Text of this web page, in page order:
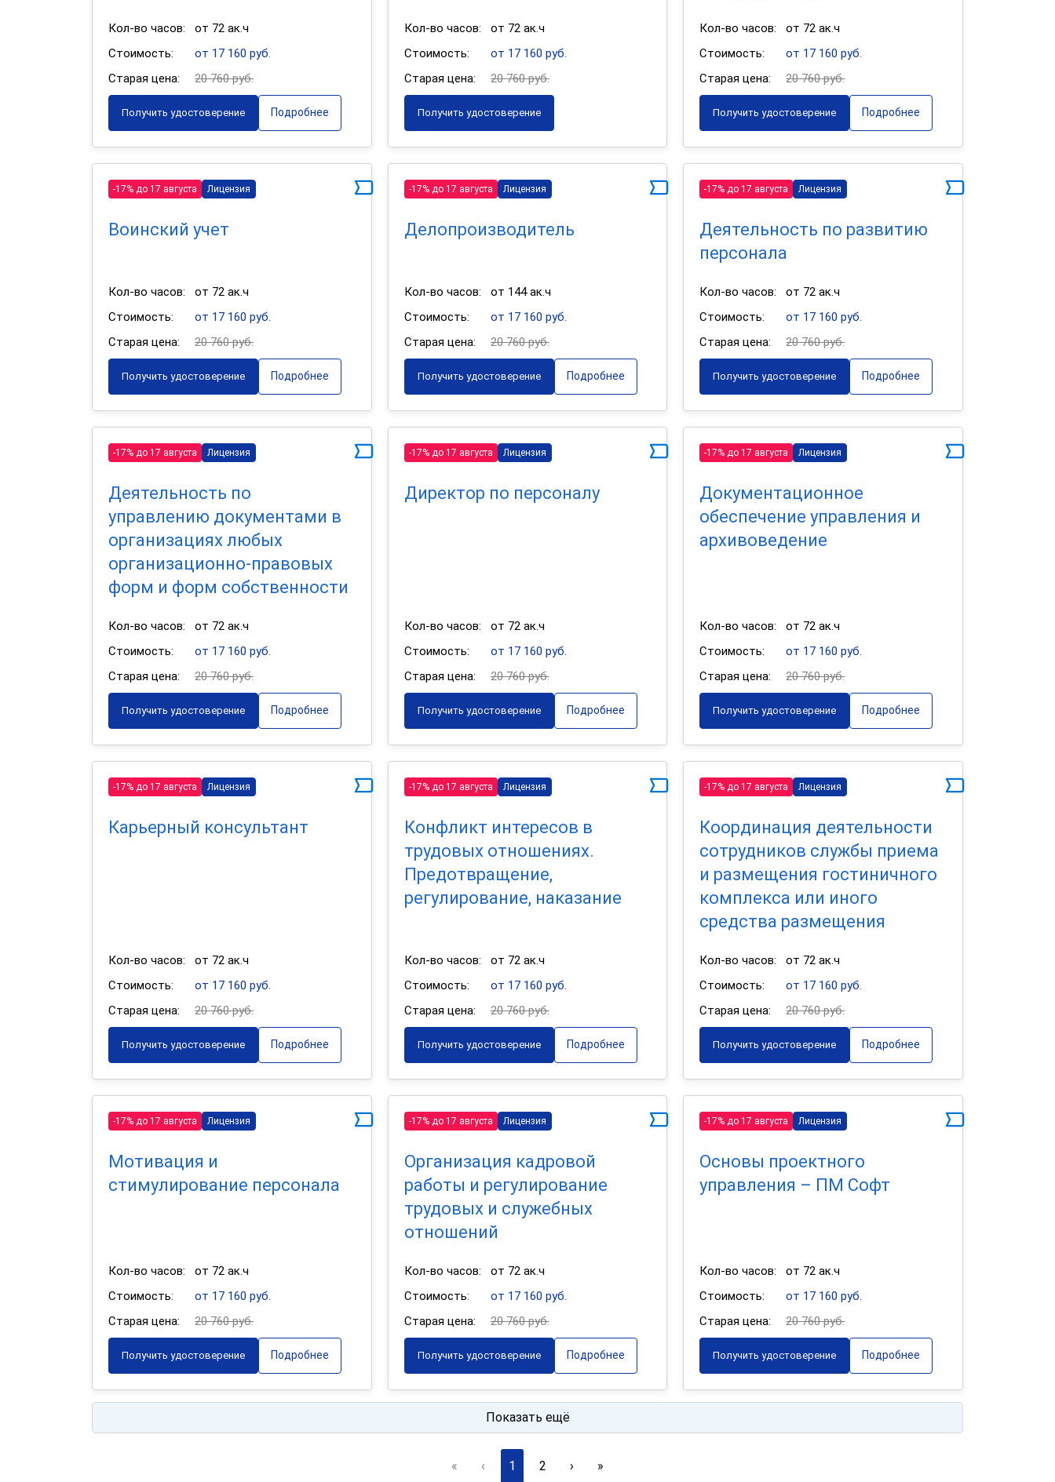
Кол-во часов:
от 72 ак.ч
Стоимость:
от 17 160 руб.
Старая цена:
20 760 руб.
Получить удостоверение Подробнее
Кол-во часов:
от 72 ак.ч
Стоимость:
от 17 160 руб.
Старая цена:
20 760 руб.
Получить удостоверение
Кол-во часов:
от 72 ак.ч
Стоимость:
от 17 160 руб.
Старая цена:
20 760 руб.
Получить удостоверение Подробнее
-17% до 17 августа Лицензия
Воинский учет
Кол-во часов:
от 72 ак.ч
Стоимость:
от 17 160 руб.
Старая цена:
20 760 руб.
Получить удостоверение Подробнее
-17% до 17 августа Лицензия
Делопроизводитель
Кол-во часов:
от 144 ак.ч
Стоимость:
от 17 160 руб.
Старая цена:
20 760 руб.
Получить удостоверение Подробнее
-17% до 17 августа Лицензия
Деятельность по развитию
персонала
Кол-во часов:
от 72 ак.ч
Стоимость:
от 17 160 руб.
Старая цена:
20 760 руб.
Получить удостоверение Подробнее
-17% до 17 августа Лицензия
Деятельность по
управлению документами в
организациях любых
организационно-правовых
форм и форм собственности
Кол-во часов:
от 72 ак.ч
Стоимость:
от 17 160 руб.
Старая цена:
20 760 руб.
Получить удостоверение Подробнее
-17% до 17 августа Лицензия
Директор по персоналу
Кол-во часов:
от 72 ак.ч
Стоимость:
от 17 160 руб.
Старая цена:
20 760 руб.
Получить удостоверение Подробнее
-17% до 17 августа Лицензия
Документационное
обеспечение управления и
архивоведение
Кол-во часов:
от 72 ак.ч
Стоимость:
от 17 160 руб.
Старая цена:
20 760 руб.
Получить удостоверение Подробнее
-17% до 17 августа Лицензия
Карьерный консультант
Кол-во часов:
от 72 ак.ч
Стоимость:
от 17 160 руб.
Старая цена:
20 760 руб.
Получить удостоверение Подробнее
-17% до 17 августа Лицензия
Конфликт интересов в
трудовых отношениях.
Предотвращение,
регулирование, наказание
Кол-во часов:
от 72 ак.ч
Стоимость:
от 17 160 руб.
Старая цена:
20 760 руб.
Получить удостоверение Подробнее
-17% до 17 августа Лицензия
Координация деятельности
сотрудников службы приема
и размещения гостиничного
комплекса или иного
средства размещения
Кол-во часов:
от 72 ак.ч
Стоимость:
от 17 160 руб.
Старая цена:
20 760 руб.
Получить удостоверение Подробнее
-17% до 17 августа Лицензия
Мотивация и
стимулирование персонала
Кол-во часов:
от 72 ак.ч
Стоимость:
от 17 160 руб.
Старая цена:
20 760 руб.
Получить удостоверение Подробнее
-17% до 17 августа Лицензия
Организация кадровой
работы и регулирование
трудовых и служебных
отношений
Кол-во часов:
от 72 ак.ч
Стоимость:
от 17 160 руб.
Старая цена:
20 760 руб.
Получить удостоверение Подробнее
-17% до 17 августа Лицензия
Основы проектного
управления – ПМ Софт
Кол-во часов:
от 72 ак.ч
Стоимость:
от 17 160 руб.
Старая цена:
20 760 руб.
Получить удостоверение Подробнее
Показать ещё
« ‹ 1 2 › »